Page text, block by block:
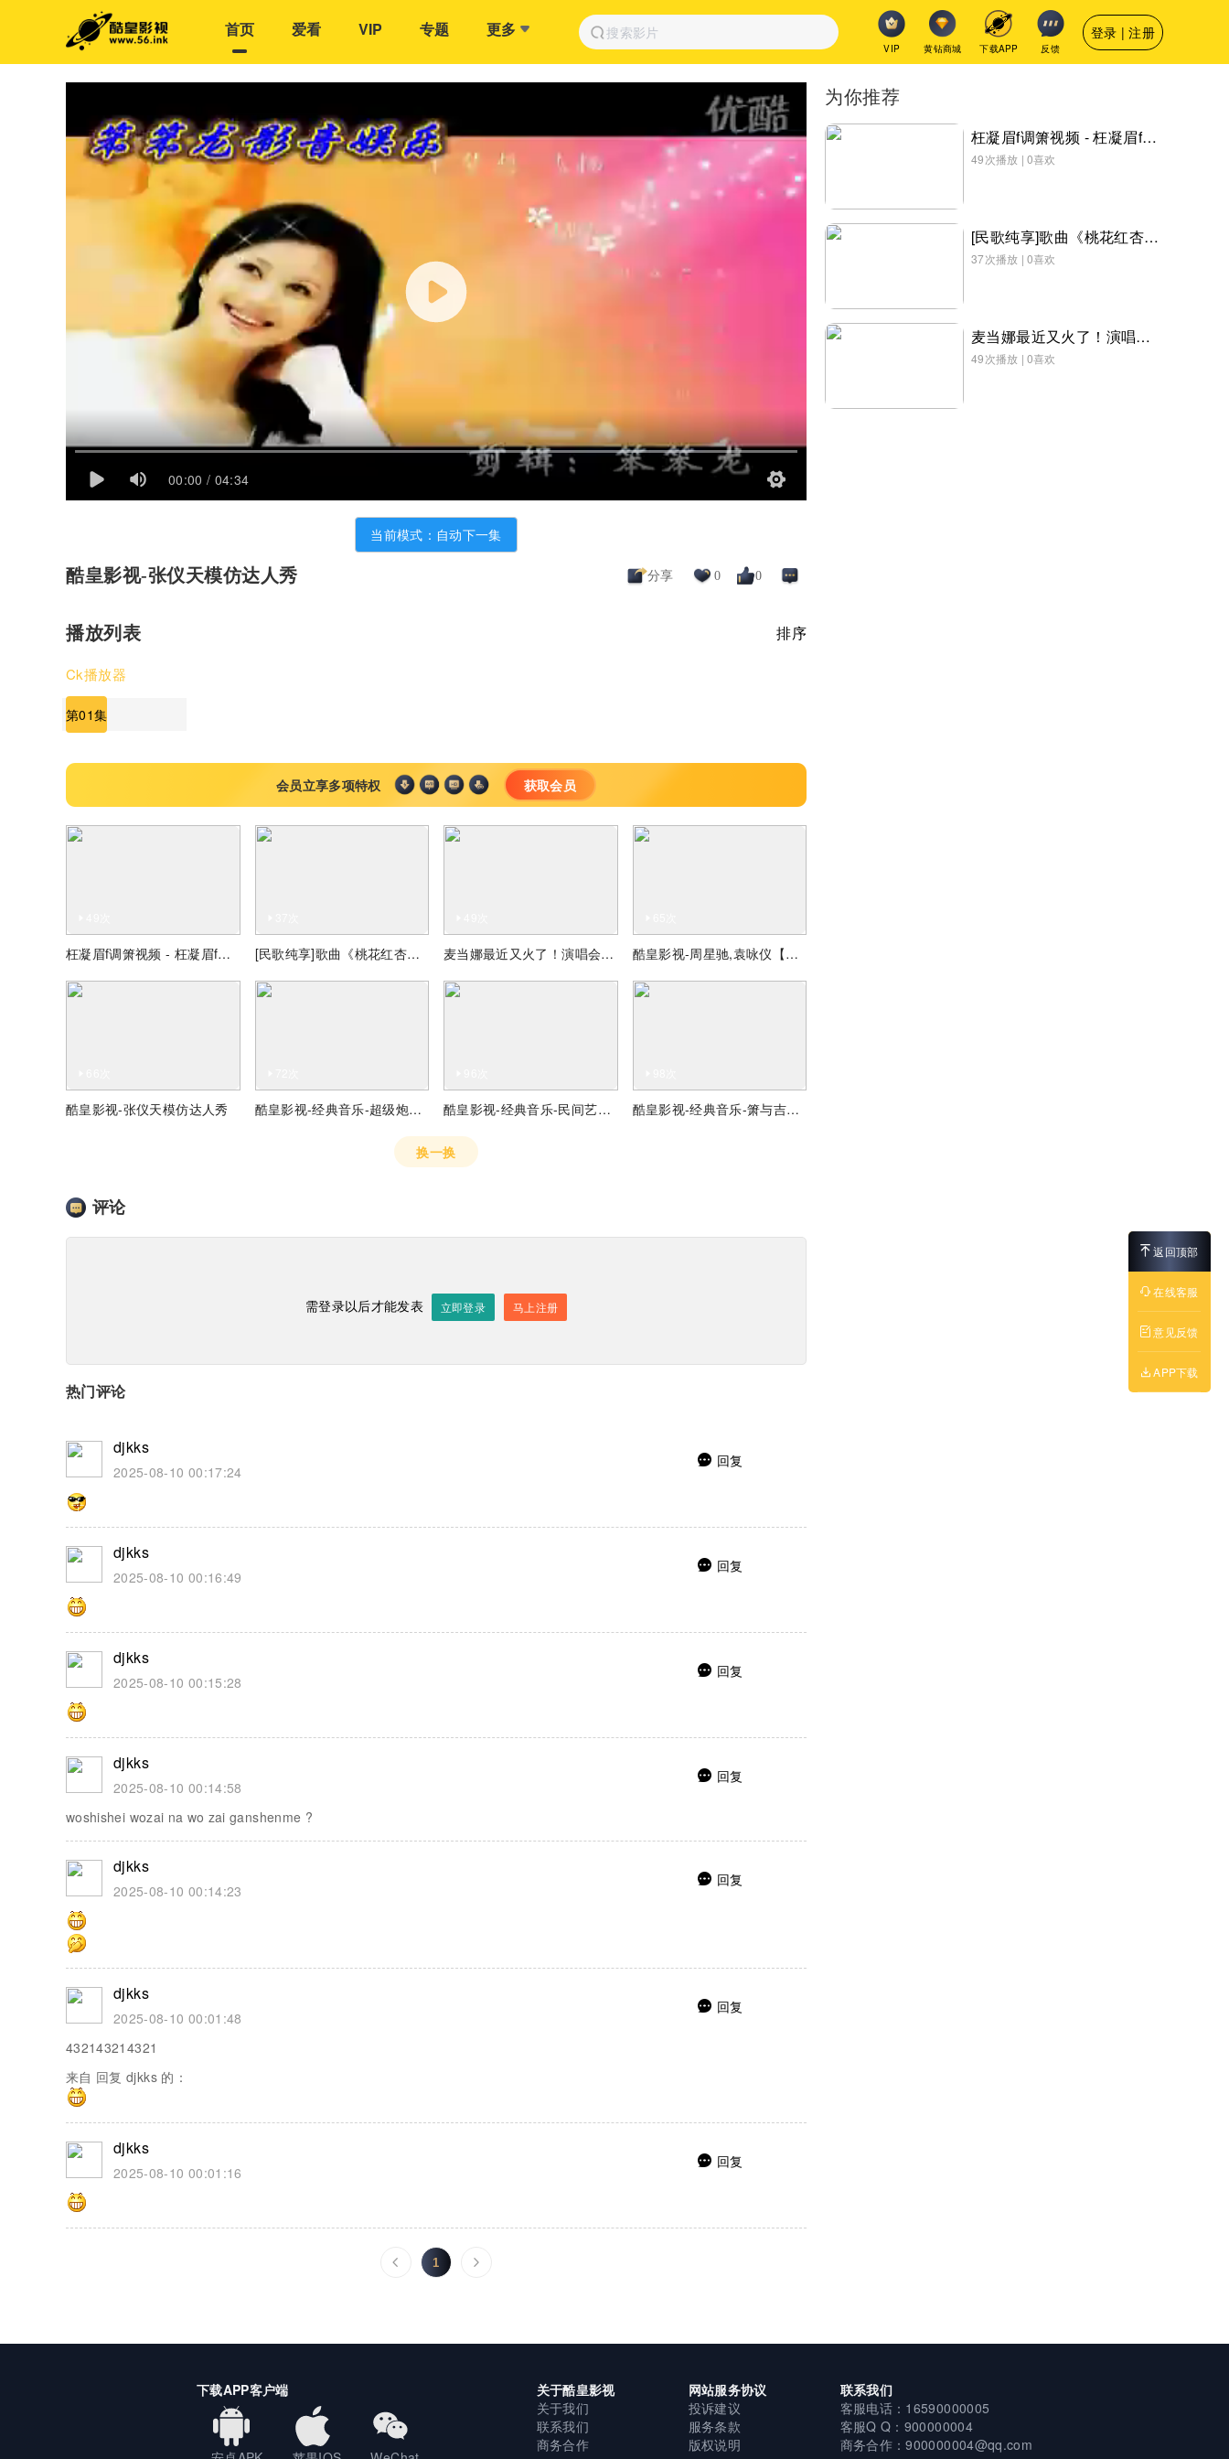
首页 爱看 VIP 专题 更多
VIP 黄钻商城 下载APP 反馈
登录 | 注册
00:00 / 04:34
当前模式：自动下一集
酷皇影视-张仪天模仿达人秀 分享 0 0
播放列表 排序
Ck播放器
第01集
会员立享多项特权 获取会员
枉凝眉f调箫视频 - 枉凝眉f调箫视频 [民歌纯享]歌曲《桃花红杏花白》 演唱：张红丽 麦当娜最近又火了！演唱会“16连蹲”刷屏全网，引发全网挑战！ 酷皇影视-周星驰,袁咏仪【国产凌凌漆】插曲 李香兰 国语版
酷皇影视-张仪天模仿达人秀 酷皇影视-经典音乐-超级炮弹烟花配经典音乐 酷皇影视-经典音乐-民间艺人二胡拉长条过于精湛 酷皇影视-经典音乐-箫与吉他合奏街头艺术
换一换
评论
需登录以后才能发表 立即登录 马上注册
热门评论
djkks
2025-08-10 00:17:24
 回复
djkks
2025-08-10 00:16:49
 回复
djkks
2025-08-10 00:15:28
 回复
djkks
2025-08-10 00:14:58
 回复
woshishei wozai na wo zai ganshenme ?
djkks
2025-08-10 00:14:23
 回复
djkks
2025-08-10 00:01:48
 回复
432143214321
来自 回复 djkks 的：
djkks
2025-08-10 00:01:16
 回复
1
为你推荐
枉凝眉f调箫视频 - 枉凝眉f调箫视频
49次播放 | 0喜欢
[民歌纯享]歌曲《桃花红杏花白》 演唱：张红丽
37次播放 | 0喜欢
麦当娜最近又火了！演唱会“16连蹲”刷屏全网，引发全网挑战！
49次播放 | 0喜欢
下载APP客户端
关于酷皇影视
关于我们
联系我们
商务合作
网站服务协议
投诉建议
服务条款
版权说明
联系我们
客服电话：16590000005
客服Q Q：900000004
商务合作：900000004@qq.com
返回顶部
在线客服
意见反馈
APP下载